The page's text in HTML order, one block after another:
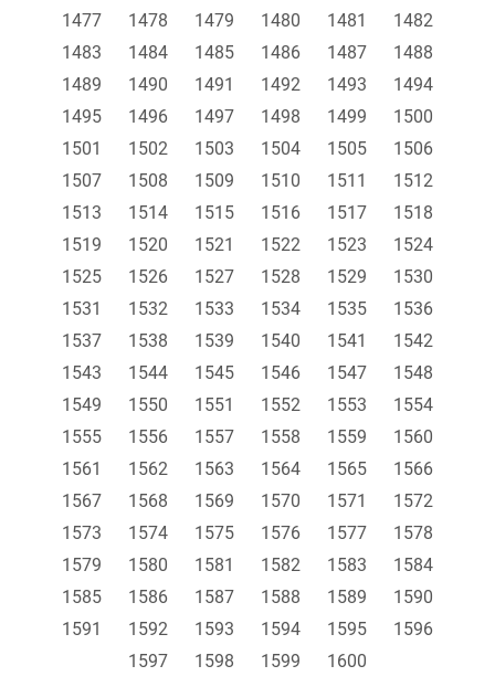
1477
1478 1479 1480 1481
1482
1483
1484 1485 1486 1487
1488
1489
1490 1491 1492 1493
1494
1495
1496 1497 1498 1499
1500
1501
1502 1503 1504 1505
1506
1507
1508 1509 1510 1511
1512
1513
1514 1515 1516 1517
1518
1519
1520 1521 1522 1523
1524
1525
1526 1527 1528 1529
1530
1531
1532 1533 1534 1535
1536
1537
1538 1539 1540 1541
1542
1543
1544 1545 1546 1547
1548
1549
1550 1551 1552 1553
1554
1555
1556 1557 1558 1559
1560
1561
1562 1563 1564 1565
1566
1567
1568 1569 1570 1571
1572
1573
1574 1575 1576 1577
1578
1579
1580 1581 1582 1583
1584
1585
1586 1587 1588 1589
1590
1591
1592 1593 1594 1595
1596
1597
1598 1599 1600